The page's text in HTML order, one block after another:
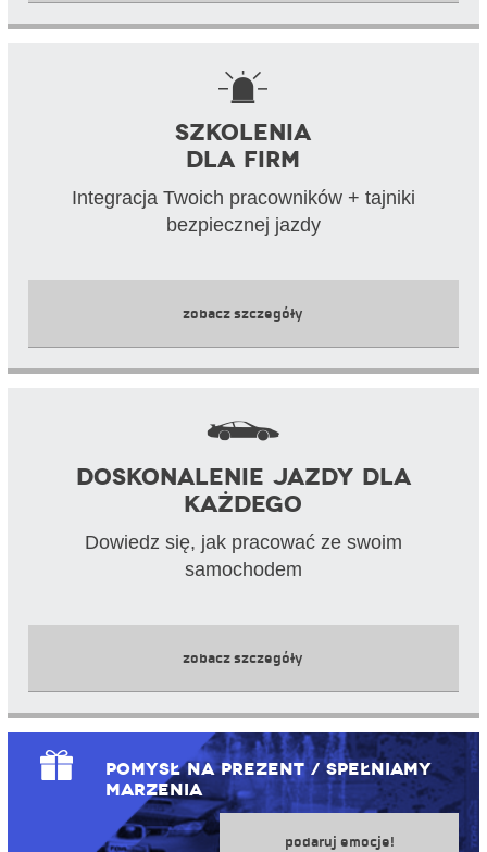
Szkolenia
dla firm
Integracja Twoich pracowników + tajniki
bezpiecznej jazdy
zobacz szczegóły
Doskonalenie jazdy dla
każdego
Dowiedz się, jak pracować ze swoim
samochodem
zobacz szczegóły
Pomysł na prezent / Spełniamy
marzenia
podaruj emocje!